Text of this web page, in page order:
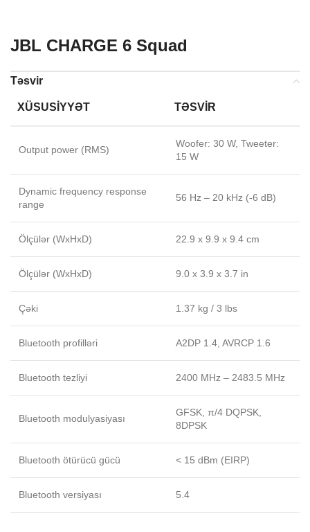
JBL CHARGE 6 Squad
Təsvir
XÜSUSIYYƏT TƏSVIR
Output power (RMS)
Woofer: 30 W, Tweeter:
15 W
Dynamic frequency response
range
56 Hz – 20 kHz (-6 dB)
Ölçülər (WxHxD) 22.9 x 9.9 x 9.4 cm
Ölçülər (WxHxD) 9.0 x 3.9 x 3.7 in
Çəki 1.37 kg / 3 lbs
Bluetooth profilləri A2DP 1.4, AVRCP 1.6
Bluetooth tezliyi 2400 MHz – 2483.5 MHz
Bluetooth modulyasiyası
GFSK, π/4 DQPSK,
8DPSK
Bluetooth ötürücü gücü < 15 dBm (EIRP)
Bluetooth versiyası 5.4